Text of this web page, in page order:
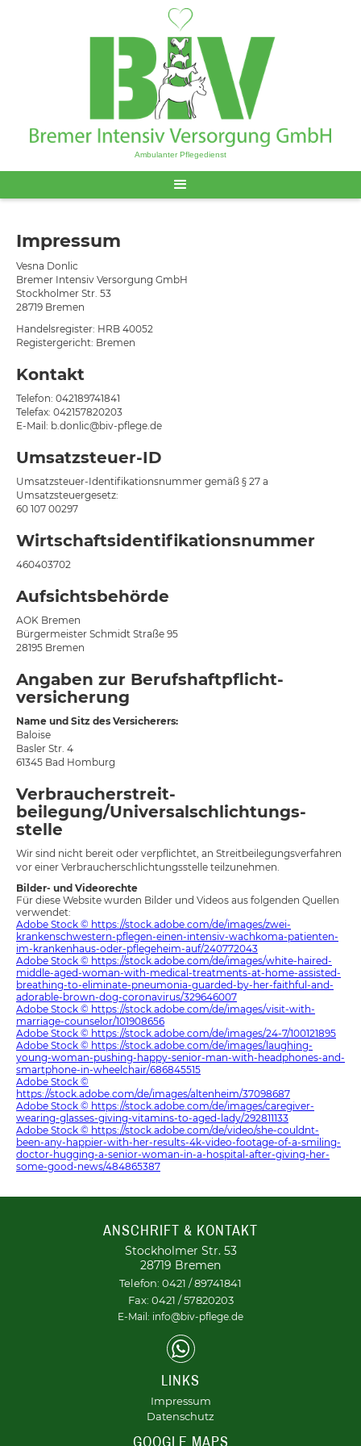
Ambulanter Pflegedienst
Impressum
Vesna Donlic
Bremer Intensiv Versorgung GmbH
Stockholmer Str. 53
28719 Bremen
Handelsregister: HRB 40052
Registergericht: Bremen
Kontakt
Telefon: 042189741841
Telefax: 042157820203
E-Mail: b.donlic@biv-pflege.de
Umsatzsteuer-ID
Umsatzsteuer-Identifikationsnummer gemäß § 27 a
Umsatzsteuergesetz:
60 107 00297
Wirtschafts­identifikations­nummer
460403702
Aufsichtsbehörde
AOK Bremen
Bürgermeister Schmidt Straße 95
28195 Bremen
Angaben zur Berufs­haftpflicht­
versicherung
Name und Sitz des Versicherers:
Baloise
Basler Str. 4
61345 Bad Homburg
Verbraucher­streit­
beilegung/Universal­schlichtungs­
stelle
Wir sind nicht bereit oder verpflichtet, an Streitbeilegungsverfahren
vor einer Verbraucherschlichtungsstelle teilzunehmen.
Bilder- und Videorechte
Für diese Website wurden Bilder und Videos aus folgenden Quellen
verwendet:
Adobe Stock © https://stock.adobe.com/de/images/zwei-
krankenschwestern-pflegen-einen-intensiv-wachkoma-patienten-
im-krankenhaus-oder-pflegeheim-auf/240772043
Adobe Stock © https://stock.adobe.com/de/images/white-haired-
middle-aged-woman-with-medical-treatments-at-home-assisted-
breathing-to-eliminate-pneumonia-guarded-by-her-faithful-and-
adorable-brown-dog-coronavirus/329646007
Adobe Stock © https://stock.adobe.com/de/images/visit-with-
marriage-counselor/101908656
Adobe Stock © https://stock.adobe.com/de/images/24-7/100121895
Adobe Stock © https://stock.adobe.com/de/images/laughing-
young-woman-pushing-happy-senior-man-with-headphones-and-
smartphone-in-wheelchair/686845515
Adobe Stock ©
https://stock.adobe.com/de/images/altenheim/37098687
Adobe Stock © https://stock.adobe.com/de/images/caregiver-
wearing-glasses-giving-vitamins-to-aged-lady/292811133
Adobe Stock © https://stock.adobe.com/de/video/she-couldnt-
been-any-happier-with-her-results-4k-video-footage-of-a-smiling-
doctor-hugging-a-senior-woman-in-a-hospital-after-giving-her-
some-good-news/484865387
ANSCHRIFT & KONTAKT
Stockholmer Str. 53
28719 Bremen
Telefon: 0421 / 89741841
Fax: 0421 / 57820203
E-Mail: info@biv-pflege.de
LINKS
Impressum
Datenschutz
GOOGLE MAPS